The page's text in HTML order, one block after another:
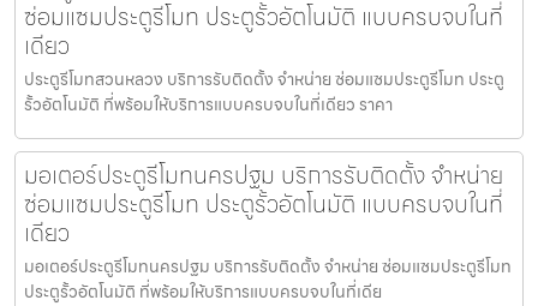
ซ่อมแซมประตูรีโมท ประตูรั้วอัตโนมัติ แบบครบจบในที่
เดียว
ประตูรีโมทสวนหลวง บริการรับติดตั้ง จำหน่าย ซ่อมแซมประตูรีโมท ประตู
รั้วอัตโนมัติ ที่พร้อมให้บริการแบบครบจบในที่เดียว ราคา
มอเตอร์ประตูรีโมทนครปฐม บริการรับติดตั้ง จำหน่าย
ซ่อมแซมประตูรีโมท ประตูรั้วอัตโนมัติ แบบครบจบในที่
เดียว
มอเตอร์ประตูรีโมทนครปฐม บริการรับติดตั้ง จำหน่าย ซ่อมแซมประตูรีโมท
ประตูรั้วอัตโนมัติ ที่พร้อมให้บริการแบบครบจบในที่เดีย